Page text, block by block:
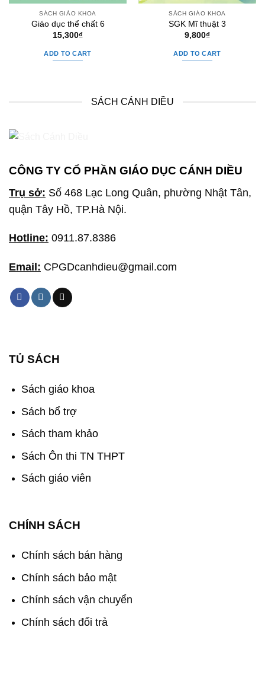
SÁCH GIÁO KHOA
Giáo dục thể chất 6
15,300₫
ADD TO CART
SÁCH GIÁO KHOA
SGK Mĩ thuật 3
9,800₫
ADD TO CART
SÁCH CÁNH DIỀU
CÔNG TY CỔ PHẦN GIÁO DỤC CÁNH DIỀU
Trụ sở: Số 468 Lạc Long Quân, phường Nhật Tân,
quận Tây Hồ, TP.Hà Nội.
Hotline: 0911.87.8386
Email: CPGDcanhdieu@gmail.com
TỦ SÁCH
Sách giáo khoa
Sách bổ trợ
Sách tham khảo
Sách Ôn thi TN THPT
Sách giáo viên
CHÍNH SÁCH
Chính sách bán hàng
Chính sách bảo mật
Chính sách vận chuyển
Chính sách đổi trả